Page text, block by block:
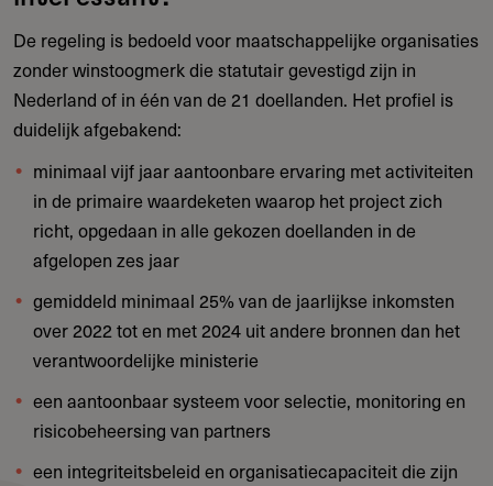
De regeling is bedoeld voor maatschappelijke organisaties
zonder winstoogmerk die statutair gevestigd zijn in
Nederland of in één van de 21 doellanden. Het profiel is
duidelijk afgebakend:
minimaal vijf jaar aantoonbare ervaring met activiteiten
in de primaire waardeketen waarop het project zich
richt, opgedaan in alle gekozen doellanden in de
afgelopen zes jaar
gemiddeld minimaal 25% van de jaarlijkse inkomsten
over 2022 tot en met 2024 uit andere bronnen dan het
verantwoordelijke ministerie
een aantoonbaar systeem voor selectie, monitoring en
risicobeheersing van partners
een integriteitsbeleid en organisatiecapaciteit die zijn